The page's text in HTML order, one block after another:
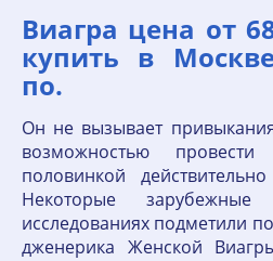
Виагра цена от
купить в
по.
Он не вызывает
возможностью
половинкой
Некоторые
исследованиях подметили
дженерика Женской